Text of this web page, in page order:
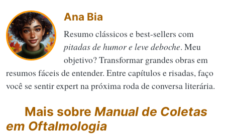
Ana Bia
Resumo clássicos e best-sellers com
pitadas de humor e leve deboche. Meu
objetivo? Transformar grandes obras em
resumos fáceis de entender. Entre capítulos e risadas, faço
você se sentir expert na próxima roda de conversa literária.
Mais sobre Manual de Coletas
em Oftalmologia